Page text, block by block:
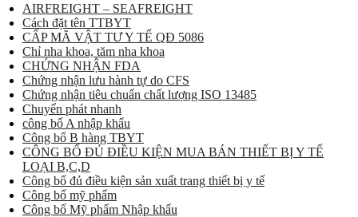
AIRFREIGHT – SEAFREIGHT
Cách đặt tên TTBYT
CẤP MÃ VẬT TƯ Y TẾ QĐ 5086
Chỉ nha khoa, tăm nha khoa
CHỨNG NHẬN FDA
Chứng nhận lưu hành tự do CFS
Chứng nhận tiêu chuẩn chất lượng ISO 13485
Chuyển phát nhanh
công bố A nhập khẩu
Công bố B hàng TBYT
CÔNG BỐ ĐỦ ĐIỀU KIỆN MUA BÁN THIẾT BỊ Y TẾ
LOẠI B,C,D
Công bố đủ điều kiện sản xuất trang thiết bị y tế
Công bố mỹ phẩm
Công bố Mỹ phẩm Nhập khẩu